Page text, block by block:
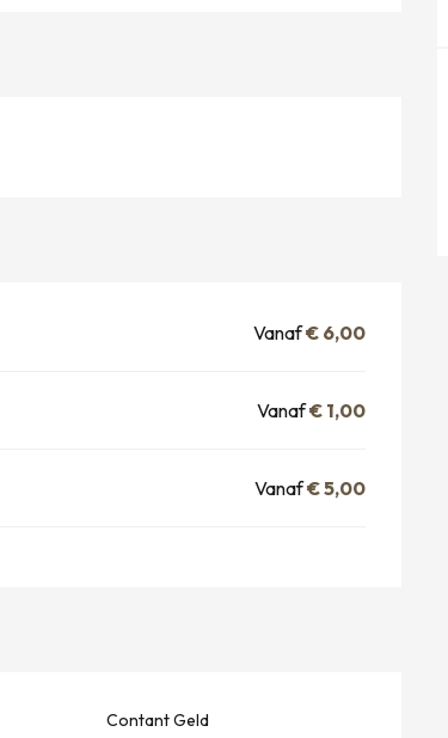
Vanaf€ 6,00
Vanaf€ 1,00
Vanaf€ 5,00
Contant Geld